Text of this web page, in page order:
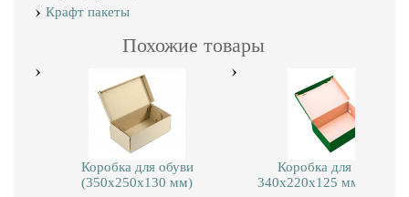
Крафт пакеты
Похожие товары
Коробка для обуви
(350x250x130 мм)
Коробка для обуви
340х220х125 мм Зеленая